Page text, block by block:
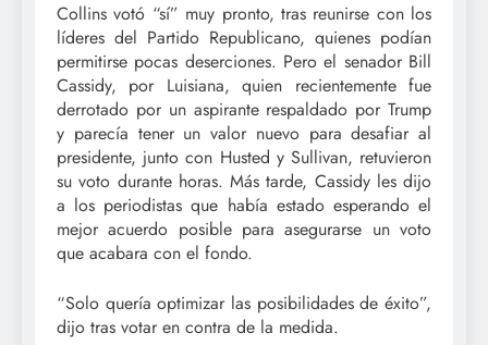
Collins votó “sí” muy pronto, tras reunirse con los
líderes del Partido Republicano, quienes podían
permitirse pocas deserciones. Pero el senador Bill
Cassidy, por Luisiana, quien recientemente fue
derrotado por un aspirante respaldado por Trump
y parecía tener un valor nuevo para desafiar al
presidente, junto con Husted y Sullivan, retuvieron
su voto durante horas. Más tarde, Cassidy les dijo
a los periodistas que había estado esperando el
mejor acuerdo posible para asegurarse un voto
que acabara con el fondo.
“Solo quería optimizar las posibilidades de éxito”,
dijo tras votar en contra de la medida.